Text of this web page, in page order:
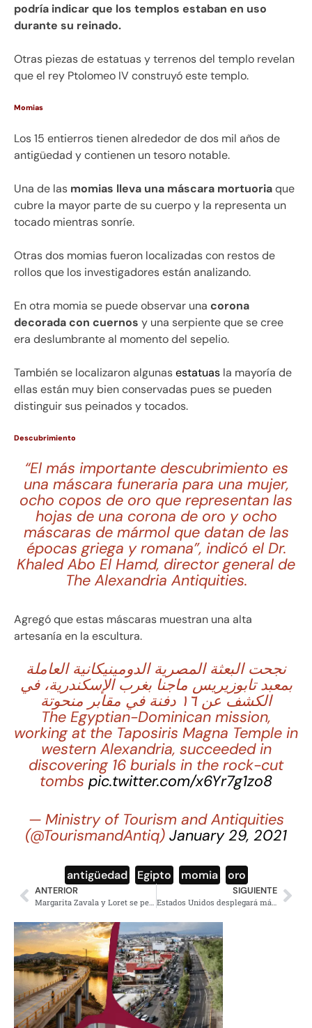
podría indicar que los templos estaban en uso
durante su reinado.
Otras piezas de estatuas y terrenos del templo revelan
que el rey Ptolomeo IV construyó este templo.
Momias
Los 15 entierros tienen alrededor de dos mil años de
antigüedad y contienen un tesoro notable.
Una de las momias lleva una máscara mortuoriaque
cubre la mayor parte de su cuerpo y la representa un
tocado mientras sonríe.
Otras dos momias fueron localizadas con restos de
rollos que los investigadores están analizando.
En otra momia se puede observar una corona
decorada con cuernos y una serpiente que se cree
era deslumbrante al momento del sepelio.
También se localizaron algunasestatuas la mayoría de
ellas están muy bien conservadas pues se pueden
distinguir sus peinados y tocados.
Descubrimiento
“El más importante descubrimiento es
una máscara funeraria para una mujer,
ocho copos de oro que representan las
hojas de una corona de oro y ocho
máscaras de mármol que datan de las
épocas griega y romana”, indicó el Dr.
Khaled Abo El Hamd, director general de
The Alexandria Antiquities.
Agregó que estas máscaras muestran una alta
artesanía en la escultura.
نجحت البعثة المصرية الدومينيكانية العاملة
بمعبد تابوزيريس ماجنا بغرب الإسكندرية، في
الكشف عن ١٦ دفنة في مقابر منحوتة
The Egyptian-Dominican mission,
working at the Taposiris Magna Temple in
western Alexandria, succeeded in
discovering 16 burials in the rock-cut
tombs pic.twitter.com/x6Yr7g1zo8
— Ministry of Tourism and Antiquities
(@TourismandAntiq) January 29, 2021
antigüedad Egipto momia oro
ANTERIOR SIGUIENTE
Estados Unidos desplegará más de mil militares para apoyar la vacunación